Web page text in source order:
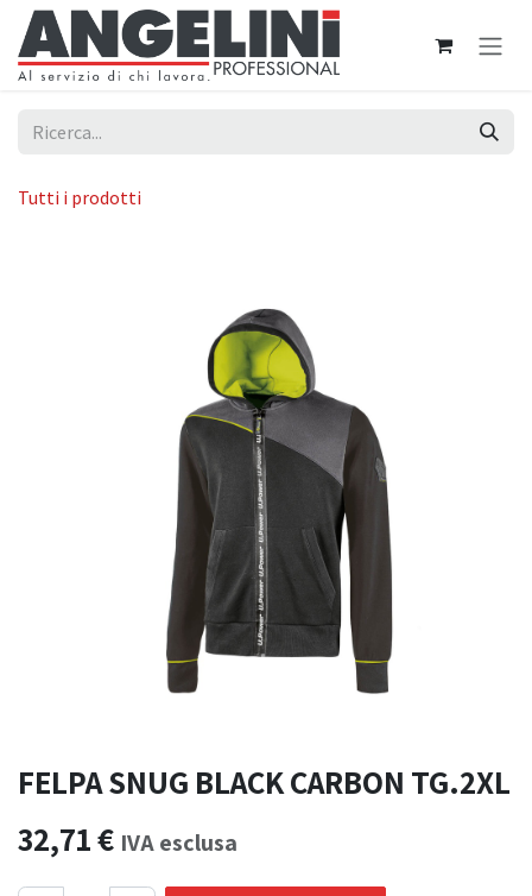
Passa al contenuto
Tutti i prodotti
FELPA SNUG BLACK CARBON TG.2XL
32,71€ IVA esclusa